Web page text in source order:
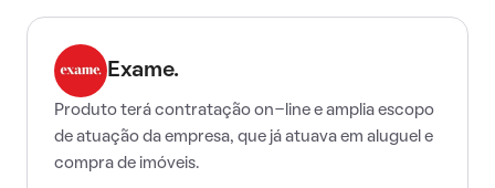
Exame.
Produto terá contratação on-line e amplia escopo
de atuação da empresa, que já atuava em aluguel e
compra de imóveis.